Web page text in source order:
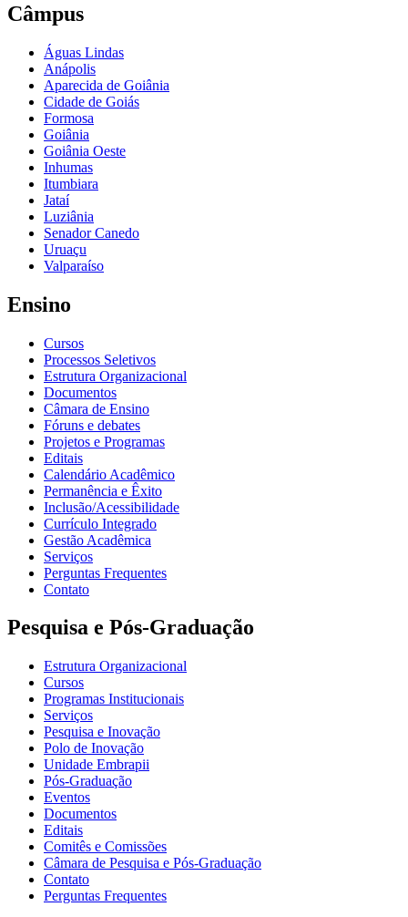
Câmpus
Águas Lindas
Anápolis
Aparecida de Goiânia
Cidade de Goiás
Formosa
Goiânia
Goiânia Oeste
Inhumas
Itumbiara
Jataí
Luziânia
Senador Canedo
Uruaçu
Valparaíso
Ensino
Cursos
Processos Seletivos
Estrutura Organizacional
Documentos
Câmara de Ensino
Fóruns e debates
Projetos e Programas
Editais
Calendário Acadêmico
Permanência e Êxito
Inclusão/Acessibilidade
Currículo Integrado
Gestão Acadêmica
Serviços
Perguntas Frequentes
Contato
Pesquisa e Pós-Graduação
Estrutura Organizacional
Cursos
Programas Institucionais
Serviços
Pesquisa e Inovação
Polo de Inovação
Unidade Embrapii
Pós-Graduação
Eventos
Documentos
Editais
Comitês e Comissões
Câmara de Pesquisa e Pós-Graduação
Contato
Perguntas Frequentes